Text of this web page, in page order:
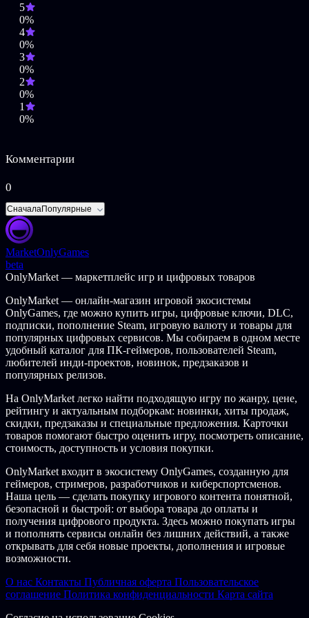
подвале дома игрока.
*Мебель можно получить или создать в Belle & Oli's Workshop
после расширения дома.
© 1970-2022 Fujiko Pro©Bandai Namco Entertainment Inc.
5
0%
4
0%
3
0%
2
0%
1
0%
Комментарии
0
СначалаПопулярные
MarketOnlyGames
beta
OnlyMarket — маркетплейс игр и цифровых товаров
OnlyMarket — онлайн-магазин игровой экосистемы
OnlyGames, где можно купить игры, цифровые ключи, DLC,
подписки, пополнение Steam, игровую валюту и товары для
популярных цифровых сервисов. Мы собираем в одном месте
удобный каталог для ПК-геймеров, пользователей Steam,
любителей инди-проектов, новинок, предзаказов и
популярных релизов.
На OnlyMarket легко найти подходящую игру по жанру, цене,
рейтингу и актуальным подборкам: новинки, хиты продаж,
скидки, предзаказы и специальные предложения. Карточки
товаров помогают быстро оценить игру, посмотреть описание,
стоимость, доступность и условия покупки.
OnlyMarket входит в экосистему OnlyGames, созданную для
геймеров, стримеров, разработчиков и киберспортсменов.
Наша цель — сделать покупку игрового контента понятной,
безопасной и быстрой: от выбора товара до оплаты и
получения цифрового продукта. Здесь можно покупать игры
и пополнять сервисы онлайн без лишних действий, а также
открывать для себя новые проекты, дополнения и игровые
возможности.
О нас Контакты Публичная оферта Пользовательское
соглашение Политика конфиденциальности Карта сайта